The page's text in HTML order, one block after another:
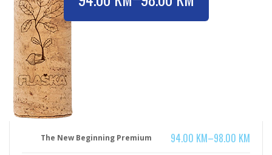
94.00 KM–98.00 KM
The New Beginning Premium